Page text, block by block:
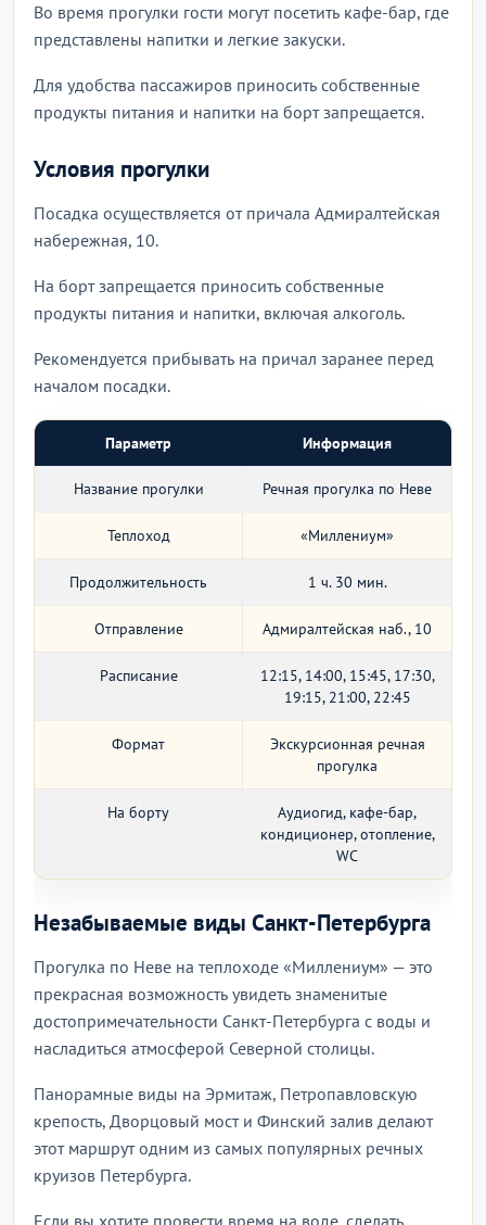
Во время прогулки гости могут посетить кафе-бар, где
представлены напитки и легкие закуски.
Для удобства пассажиров приносить собственные
продукты питания и напитки на борт запрещается.
Условия прогулки
Посадка осуществляется от причала Адмиралтейская
набережная, 10.
На борт запрещается приносить собственные
продукты питания и напитки, включая алкоголь.
Рекомендуется прибывать на причал заранее перед
началом посадки.
Параметр Информация
Название прогулки Речная прогулка по Неве
Теплоход «Миллениум»
Продолжительность 1 ч. 30 мин.
Отправление Адмиралтейская наб., 10
Расписание
12:15, 14:00, 15:45, 17:30,
19:15, 21:00, 22:45
Формат
Экскурсионная речная
прогулка
На борту
Аудиогид, кафе-бар,
кондиционер, отопление,
WC
Незабываемые виды Санкт-Петербурга
Прогулка по Неве на теплоходе «Миллениум» — это
прекрасная возможность увидеть знаменитые
достопримечательности Санкт-Петербурга с воды и
насладиться атмосферой Северной столицы.
Панорамные виды на Эрмитаж, Петропавловскую
крепость, Дворцовый мост и Финский залив делают
этот маршрут одним из самых популярных речных
круизов Петербурга.
Если вы хотите провести время на воде, сделать